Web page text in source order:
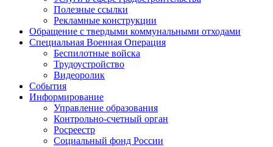
Полезные ссылки
Рекламные конструкции
Обращение с твердыми коммунальными отходами
Специальная Военная Операция
Беспилотные войска
Трудоустройство
Видеоролик
События
Информирование
Управление образования
Контрольно-счетный орган
Росреестр
Социальный фонд России